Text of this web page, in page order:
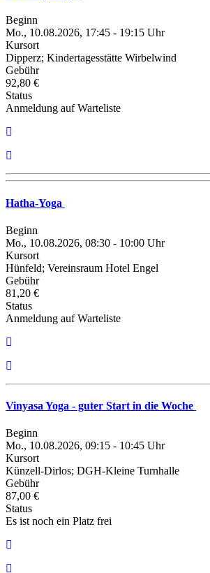
Beginn
Mo., 10.08.2026, 17:45 - 19:15 Uhr
Kursort
Dipperz; Kindertagesstätte Wirbelwind
Gebühr
92,80 €
Status
Anmeldung auf Warteliste
Hatha-Yoga
Beginn
Mo., 10.08.2026, 08:30 - 10:00 Uhr
Kursort
Hünfeld; Vereinsraum Hotel Engel
Gebühr
81,20 €
Status
Anmeldung auf Warteliste
Vinyasa Yoga - guter Start in die Woche
Beginn
Mo., 10.08.2026, 09:15 - 10:45 Uhr
Kursort
Künzell-Dirlos; DGH-Kleine Turnhalle
Gebühr
87,00 €
Status
Es ist noch ein Platz frei